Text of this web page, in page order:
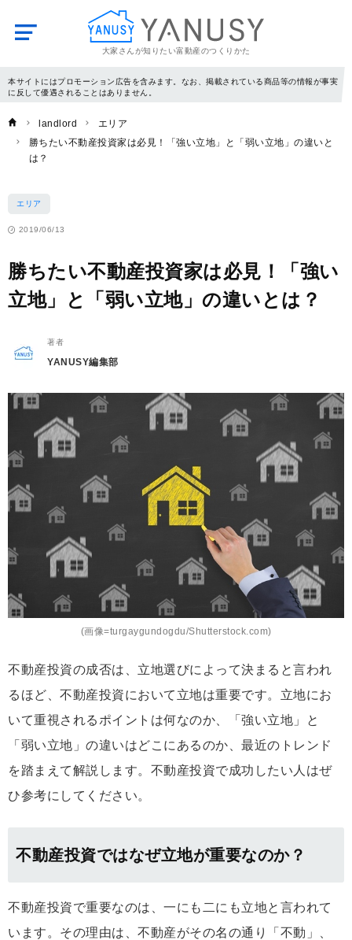
大家さんが知りたい富動産のつくりかた
YANUSY
本サイトにはプロモーション広告を含みます。なお、掲載されている商品等の情報が事実
に反して優遇されることはありません。
landlord
エリア
勝ちたい不動産投資家は必見！「強い立地」と「弱い立地」の違いと
は？
エリア
2019/06/13
勝ちたい不動産投資家は必見！「強い
立地」と「弱い立地」の違いとは？
著者
YANUSY編集部
(画像=turgaygundogdu/Shutterstock.com)
不動産投資の成否は、立地選びによって決まると言われ
るほど、不動産投資において立地は重要です。立地にお
いて重視されるポイントは何なのか、「強い立地」と
「弱い立地」の違いはどこにあるのか、最近のトレンド
を踏まえて解説します。不動産投資で成功したい人はぜ
ひ参考にしてください。
不動産投資ではなぜ立地が重要なのか？
不動産投資で重要なのは、一にも二にも立地と言われて
います。その理由は、不動産がその名の通り「不動」、